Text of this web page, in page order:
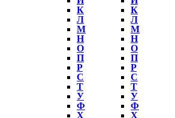
К
Л
М
Н
О
П
Р
С
Т
У
Ф
Х
К
Л
М
Н
О
П
Р
С
Т
У
Ф
Х